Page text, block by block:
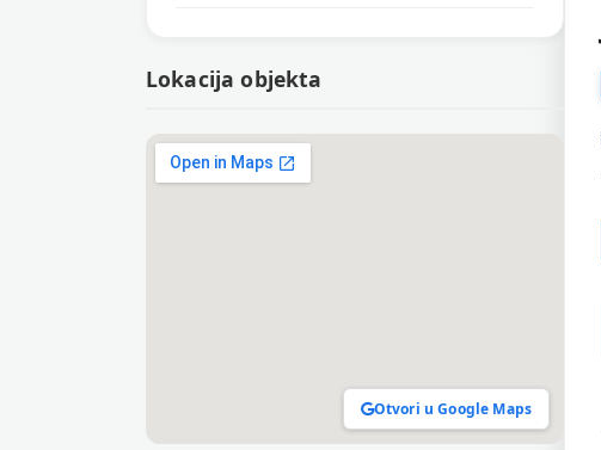
Lokacija objekta
Otvori u Google Maps